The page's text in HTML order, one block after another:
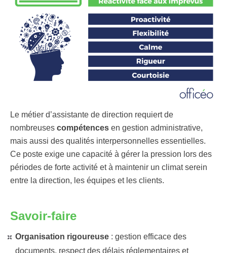
Le métier d’assistante de direction requiert de
nombreuses compétences en gestion administrative,
mais aussi des qualités interpersonnelles essentielles.
Ce poste exige une capacité à gérer la pression lors des
périodes de forte activité et à maintenir un climat serein
entre la direction, les équipes et les clients.
Savoir-faire
Organisation rigoureuse : gestion efficace des
documents, respect des délais réglementaires et